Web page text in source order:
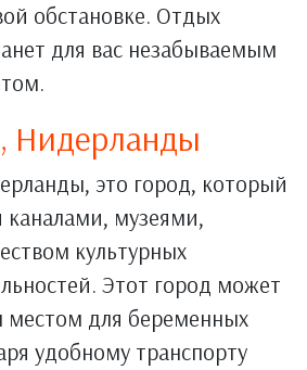
обстановке. Отдых
для вас незабываемым
Нидерланды
это город, который
каналами, музеями,
культурных
Этот город может
для беременных
удобному транспорту